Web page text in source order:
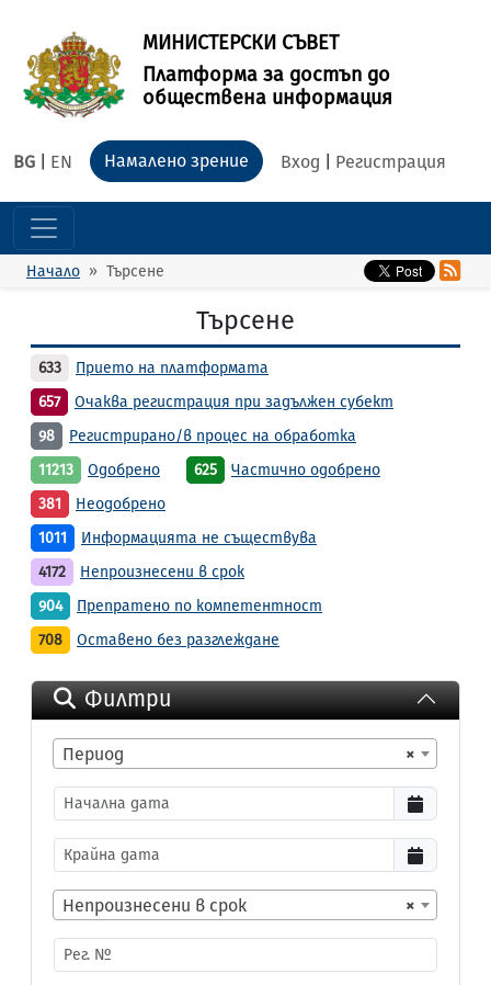
МИНИСТЕРСКИ СЪВЕТ
Платформа за достъп до
обществена информация
BG EN Вход Регистрация
Намалено зрение
Начало Търсене
Търсене
633
Прието на платформата
657
Очаква регистрация при задължен субект
98
Регистрирано/в процес на обработка
11213
Одобрено 625
Частично одобрено
381
Неодобрено
1011
Информацията не съществува
4172
Непроизнесени в срок
904
Препратено по компетентност
708
Оставено без разглеждане
Филтри
×
Период
×
Непроизнесени в срок